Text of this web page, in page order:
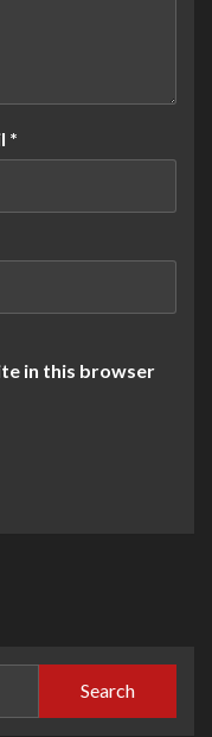
*
in this browser
Search